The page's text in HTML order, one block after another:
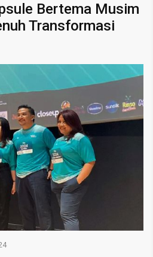
Bertema Musim
Transformasi